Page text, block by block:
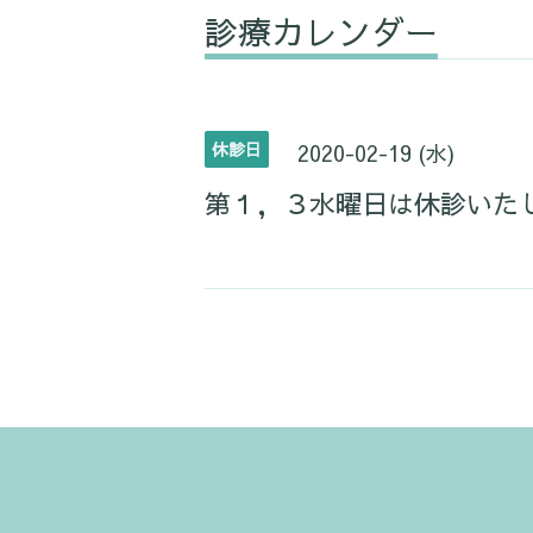
診療カレンダー
休診日 2020-02-19 (水)
第１，３水曜日は休診いた